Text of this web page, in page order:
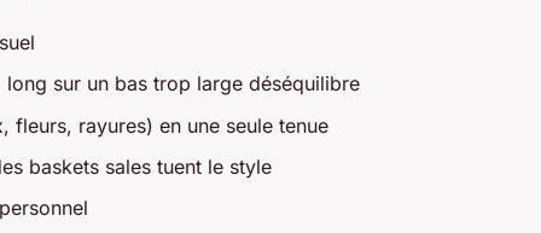
sur un bas trop large déséquilibre
fleurs, rayures) en une seule tenue
baskets sales tuent le style